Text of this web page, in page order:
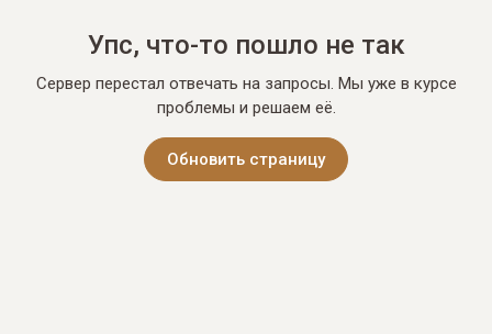
Упс, что-то пошло не так
Сервер перестал отвечать на запросы. Мы уже в курсе
проблемы и решаем её.
Обновить страницу